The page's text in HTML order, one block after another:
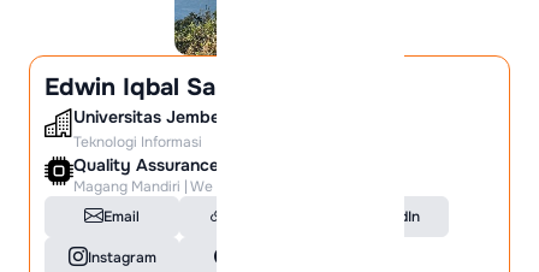
Edwin Iqbal Santoso
Universitas Jember
Teknologi Informasi
Quality Assurance
Magang Mandiri | We are Hiring!
Email
LinkedIn
Instagram